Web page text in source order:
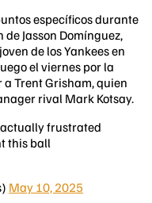
específicos durante
Jasson Domínguez,
de los Yankees en
el viernes por la
a Trent Grisham, quien
rival Mark Kotsay.
frustrated
this ball
May 10, 2025